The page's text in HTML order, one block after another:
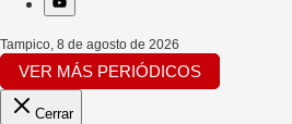
Tampico, 8 de agosto de 2026
VER MÁS PERIÓDICOS
Cerrar